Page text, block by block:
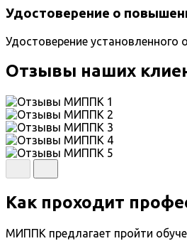
Удостоверение о
Удостоверение
Отзывы наших
Как проходит
МИППК предлагает пройти